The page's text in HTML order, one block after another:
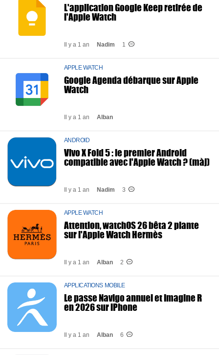
L'application Google Keep retirée de
l'Apple Watch
Il y a 1 an Nadim 1
APPLE WATCH
Google Agenda débarque sur Apple
Watch
Il y a 1 an Alban
ANDROID
Vivo X Fold 5 : le premier Android
compatible avec l'Apple Watch ? (màj)
Il y a 1 an Nadim 3
APPLE WATCH
Attention, watchOS 26 bêta 2 plante
sur l'Apple Watch Hermès
Il y a 1 an Alban 2
APPLICATIONS MOBILE
Le passe Navigo annuel et Imagine R
en 2026 sur iPhone
Il y a 1 an Alban 6